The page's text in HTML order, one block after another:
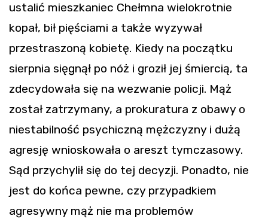
ustalić mieszkaniec Chełmna wielokrotnie
kopał, bił pięściami a także wyzywał
przestraszoną kobietę. Kiedy na początku
sierpnia sięgnął po nóż i groził jej śmiercią, ta
zdecydowała się na wezwanie policji. Mąż
został zatrzymany, a prokuratura z obawy o
niestabilność psychiczną mężczyzny i dużą
agresję wnioskowała o areszt tymczasowy.
Sąd przychylił się do tej decyzji. Ponadto, nie
jest do końca pewne, czy przypadkiem
agresywny mąż nie ma problemów